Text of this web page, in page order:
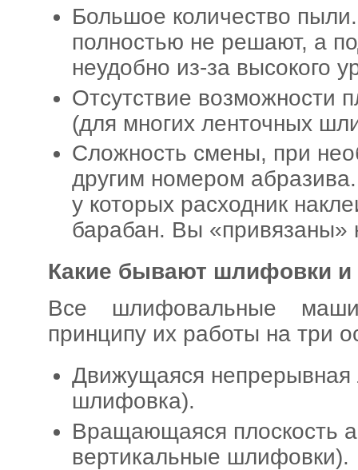
Большое количество
полностью не решают, а
неудобно из-за высокого
Отсутствие возможности
(для многих ленточных
Сложность смены, при
другим номером
у которых расходник
барабан. Вы «привязаны»
Какие бывают шлифовки и
Все шлифовальные
принципу их работы на три
Движущаяся непрерывная
шлифовка).
Вращающаяся плоскость
вертикальные шлифовки).